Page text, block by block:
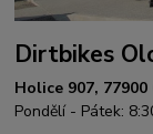
Dirtbikes
Holice 907,
Pondělí - Pátek: